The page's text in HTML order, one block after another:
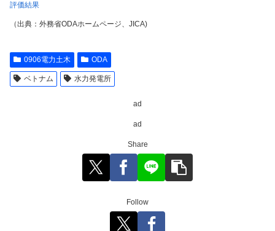
評価結果
（出典：外務省ODAホームページ、JICA)
0906電力土木 ODA
ベトナム 水力発電所
ad
ad
Share
Follow